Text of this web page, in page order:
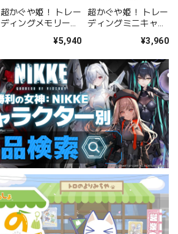
超かぐや姫！ トレー
ディングメモリーズ
¥5,940
超かぐや姫！ トレー
ディングミニキャラ
¥3,960